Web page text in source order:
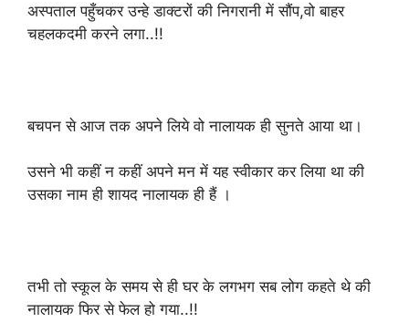
अस्पताल पहुँचकर उन्हे डाक्टरों की निगरानी में सौंप,वो बाहर
चहलकदमी करने लगा..!!
बचपन से आज तक अपने लिये वो नालायक ही सुनते आया था।
उसने भी कहीं न कहीं अपने मन में यह स्वीकार कर लिया था की
उसका नाम ही शायद नालायक ही हैं ।
तभी तो स्कूल के समय से ही घर के लगभग सब लोग कहते थे की
नालायक फिर से फेल हो गया..!!